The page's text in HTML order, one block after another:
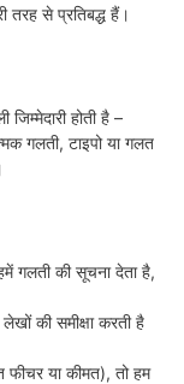
तरह से प्रतिबद्ध हैं।
होती है –
गलती, टाइपो या गलत
गलती की सूचना देता है,
की समीक्षा करती है
या कीमत), तो हम